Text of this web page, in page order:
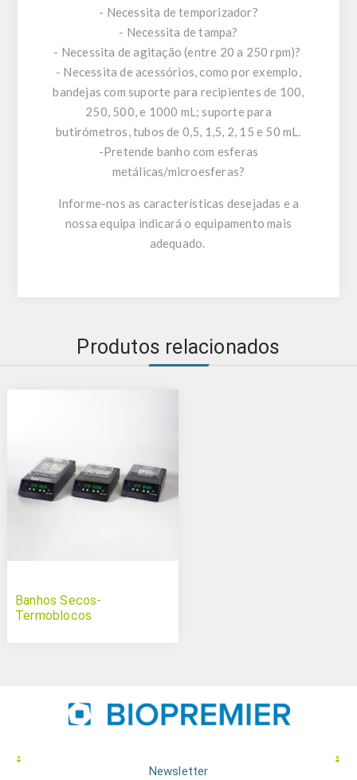
- Necessita de temporizador?
- Necessita de tampa?
- Necessita de agitação (entre 20 a 250 rpm)?
- Necessita de acessórios, como por exemplo,
bandejas com suporte para recipientes de 100,
250, 500, e 1000 mL; suporte para
butirómetros, tubos de 0,5, 1,5, 2, 15 e 50 mL.
-Pretende banho com esferas
metálicas/microesferas?
Informe-nos as características desejadas e a
nossa equipa indicará o equipamento mais
adequado.
Produtos relacionados
Banhos Secos-
Termoblocos
Newsletter